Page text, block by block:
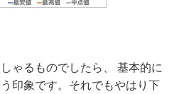
ゃるものでしたら、 基本的に
印象です。それでもやはり下